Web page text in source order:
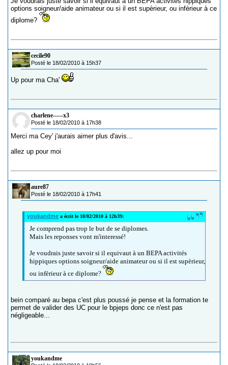
options soigneur/aide animateur ou si il est supèrieur, ou infèrieur à ce
diplome?
cecile90
Posté le 18/02/2010 à 15h37
Up pour ma Cha'
charlene-----x3
Posté le 18/02/2010 à 17h38
Merci ma Cey' j'aurais aimer plus d'avis...
allez up pour moi
aure87
Posté le 18/02/2010 à 17h41
youkandme a écrit le 18/02/2010 à 12h39:
Je comprend pas trop le but de se diplomes.
Mais les reponses vont m'interessé!
Je voudrais juste savoir si il equivaut à un BEPA activités
hippiques options soigneur/aide animateur ou si il est supèrieur,
ou infèrieur à ce diplome?
bein comparé au bepa c'est plus poussé je pense et la formation te
permet de valider des UC pour le bpjeps donc ce n'est pas
négligeable...
youkandme